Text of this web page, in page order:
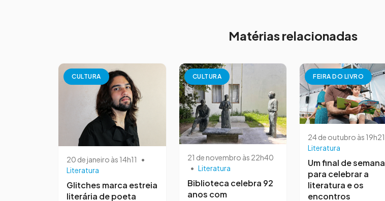
Matérias relacionadas
CULTURA
20 de janeiro às 14h11
•
Literatura
Glitches marca estreia
literária de poeta
CULTURA
21 de novembro às 22h40
• Literatura
Biblioteca celebra 92
anos com
FEIRA DO LIVRO
24 de outubro às 19h21
Literatura
Um final de semana
para celebrar a
literatura e os
encontros